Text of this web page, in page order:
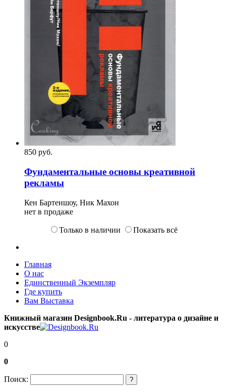
850 pуб.
Фундаментальные основы креативной
рекламы
Кен Бартеншоу, Ник Махон
нет в продаже
Только в наличии Показать всё
Главная
О нас
Единственный Экземпляр
Где купить
Вам Выставка
Книжный магазин Designbook.Ru - литература о дизайне и
искусстве
0
0
Поиск: ?